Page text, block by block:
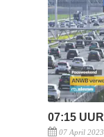
07:15 UUR
07 April 2023